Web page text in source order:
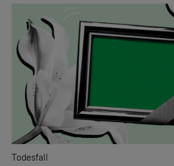
Todesfall